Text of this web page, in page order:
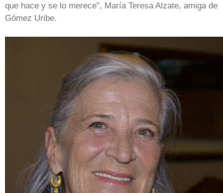
que hace y se lo merece", María Teresa Alzate, amiga de
Gómez Uribe.